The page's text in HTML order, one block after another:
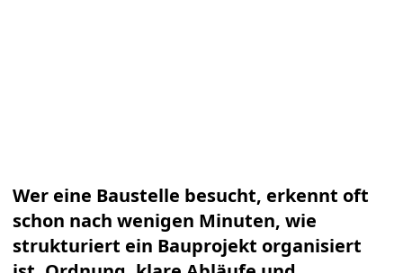
Wer eine Baustelle besucht, erkennt oft
schon nach wenigen Minuten, wie
strukturiert ein Bauprojekt organisiert